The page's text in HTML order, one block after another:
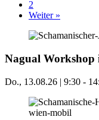
2
Weiter »
Nagual Workshop
Do., 13.08.26 | 9:30 -